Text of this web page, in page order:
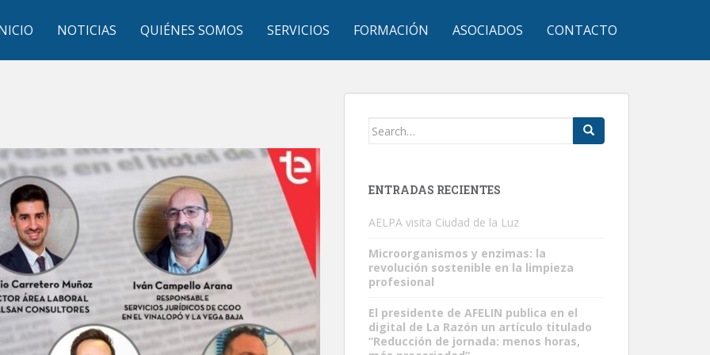
NOTICIAS QUIÉNES SOMOS SERVICIOS FORMACIÓN ASOCIADOS CONTACTO
Search
ENTRADAS RECIENTES
AELPA visita Ciudad de la Luz
Microorganismos y enzimas: la
revolución sostenible en la limpieza
profesional
El presidente de AFELIN publica en el
digital de La Razón un artículo titulado
“Reducción de jornada: menos horas,